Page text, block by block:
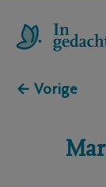
← Vorige